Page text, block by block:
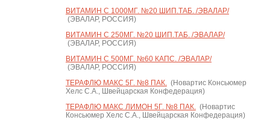
ВИТАМИН С 1000МГ. №20 ШИП.ТАБ. /ЭВАЛАР/
(ЭВАЛАР, РОССИЯ)
ВИТАМИН С 250МГ. №20 ШИП.ТАБ. /ЭВАЛАР/
(ЭВАЛАР, РОССИЯ)
ВИТАМИН С 500МГ. №60 КАПС. /ЭВАЛАР/
(ЭВАЛАР, РОССИЯ)
ТЕРАФЛЮ МАКС 5Г. №8 ПАК.(Новартис Консьюмер
Хелс С.А., Швейцарская Конфедерация)
ТЕРАФЛЮ МАКС ЛИМОН 5Г. №8 ПАК.(Новартис
Консьюмер Хелс С.А., Швейцарская Конфедерация)